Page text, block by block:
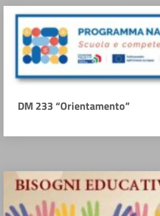
DM 233 “Orientamento”